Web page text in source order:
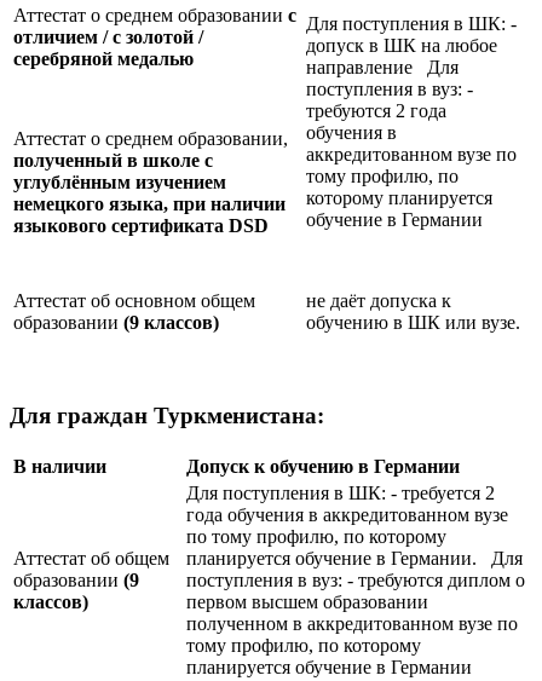
Аттестат о среднем образовании с
отличием / с золотой /
серебряной медалью
Для поступления в ШК: -
допуск в ШК на любое
направление Для
поступления в вуз: -
требуются 2 года
обучения в
аккредитованном вузе по
тому профилю, по
которому планируется
обучение в Германии
Аттестат о среднем образовании,
полученный в школе с
углублённым изучением
немецкого языка, при наличии
языкового сертификата DSD
Аттестат об основном общем
образовании (9 классов)
не даёт допуска к
обучению в ШК или вузе.
Для граждан Туркменистана:
В наличии Допуск к обучению в Германии
Аттестат об общем
образовании (9
классов)
Для поступления в ШК: - требуется 2
года обучения в аккредитованном вузе
по тому профилю, по которому
планируется обучение в Германии. Для
поступления в вуз: - требуются диплом о
первом высшем образовании
полученном в аккредитованном вузе по
тому профилю, по которому
планируется обучение в Германии